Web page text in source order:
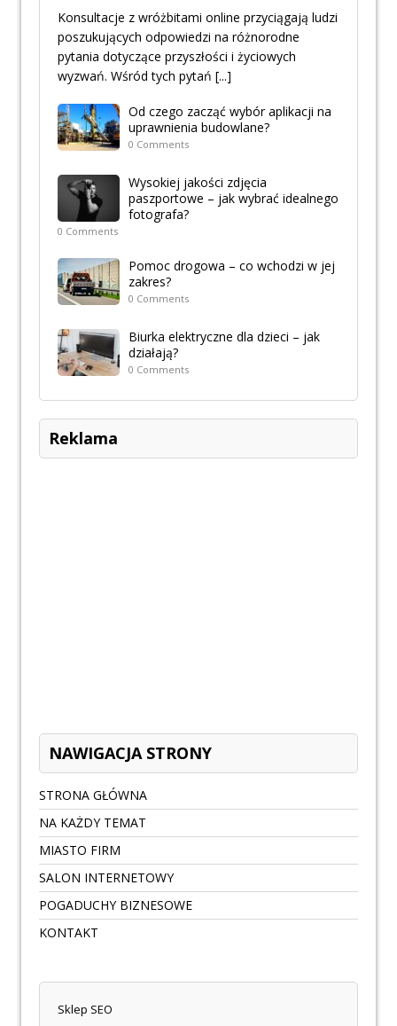
Konsultacje z wróżbitami online przyciągają ludzi
poszukujących odpowiedzi na różnorodne
pytania dotyczące przyszłości i życiowych
wyzwań. Wśród tych pytań [...]
Od czego zacząć wybór aplikacji na
uprawnienia budowlane?
0 Comments
Wysokiej jakości zdjęcia
paszportowe – jak wybrać idealnego
fotografa?
0 Comments
Pomoc drogowa – co wchodzi w jej
zakres?
0 Comments
Biurka elektryczne dla dzieci – jak
działają?
0 Comments
Reklama
NAWIGACJA STRONY
STRONA GŁÓWNA
NA KAŻDY TEMAT
MIASTO FIRM
SALON INTERNETOWY
POGADUCHY BIZNESOWE
KONTAKT
Sklep SEO